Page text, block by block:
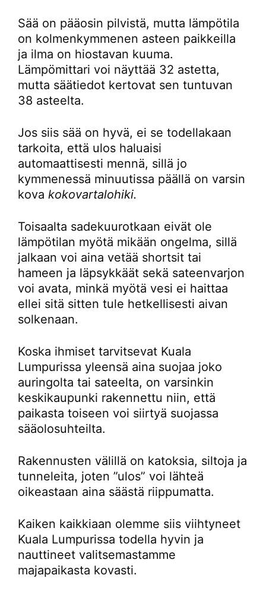
Sää on pääosin pilvistä, mutta lämpötila
on kolmenkymmenen asteen paikkeilla
ja ilma on hiostavan kuuma.
Lämpömittari voi näyttää 32 astetta,
mutta säätiedot kertovat sen tuntuvan
38 asteelta.
Jos siis sää on hyvä, ei se todellakaan
tarkoita, että ulos haluaisi
automaattisesti mennä, sillä jo
kymmenessä minuutissa päällä on varsin
kova kokovartalohiki.
Toisaalta sadekuurotkaan eivät ole
lämpötilan myötä mikään ongelma, sillä
jalkaan voi aina vetää shortsit tai
hameen ja läpsykkäät sekä sateenvarjon
voi avata, minkä myötä vesi ei haittaa
ellei sitä sitten tule hetkellisesti aivan
solkenaan.
Koska ihmiset tarvitsevat Kuala
Lumpurissa yleensä aina suojaa joko
auringolta tai sateelta, on varsinkin
keskikaupunki rakennettu niin, että
paikasta toiseen voi siirtyä suojassa
sääolosuhteilta.
Rakennusten välillä on katoksia, siltoja ja
tunneleita, joten ”ulos” voi lähteä
oikeastaan aina säästä riippumatta.
Kaiken kaikkiaan olemme siis viihtyneet
Kuala Lumpurissa todella hyvin ja
nauttineet valitsemastamme
majapaikasta kovasti.